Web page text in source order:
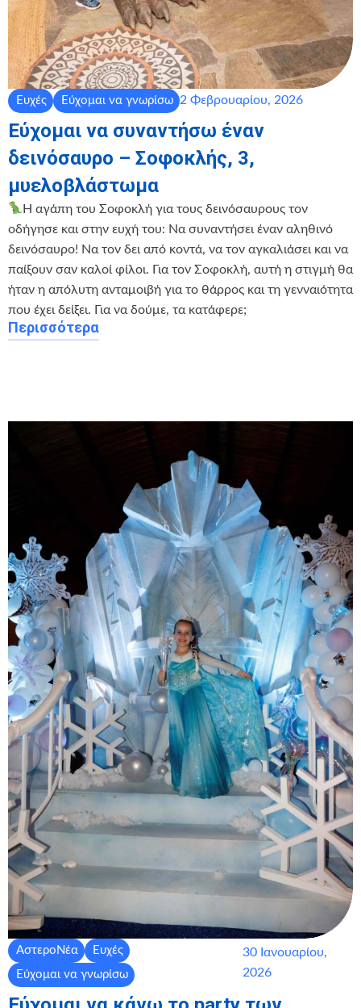
Ευχές Εύχομαι να γνωρίσω 2 Φεβρουαρίου, 2026
Εύχομαι να συναντήσω έναν
δεινόσαυρο – Σοφοκλής, 3,
μυελοβλάστωμα
Η αγάπη του Σοφοκλή για τους δεινόσαυρους τον
οδήγησε και στην ευχή του: Να συναντήσει έναν αληθινό
δεινόσαυρο! Να τον δει από κοντά, να τον αγκαλιάσει και να
παίξουν σαν καλοί φίλοι. Για τον Σοφοκλή, αυτή η στιγμή θα
ήταν η απόλυτη ανταμοιβή για το θάρρος και τη γενναιότητα
που έχει δείξει. Για να δούμε, τα κατάφερε;
Περισσότερα
ΑστεροΝέα
Ευχές
Εύχομαι να γνωρίσω
30 Ιανουαρίου,
2026